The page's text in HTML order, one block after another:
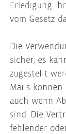
Erledigung
vom Gesetz
Die
sicher; es
zugestellt
Mails können
auch wenn
sind. Die
fehlender